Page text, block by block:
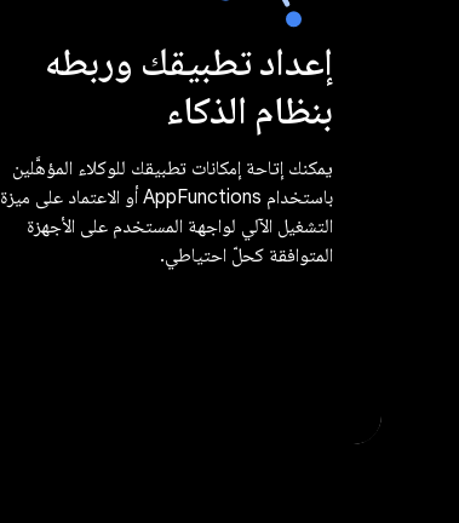
إعداد تطبيقك وربطه
بنظام الذكاء
يمكنك إتاحة إمكانات تطبيقك للوكلاء المؤهَّلين
باستخدام AppFunctions أو الاعتماد على ميزة
التشغيل الآلي لواجهة المستخدم على الأجهزة
المتوافقة كحلّ احتياطي.